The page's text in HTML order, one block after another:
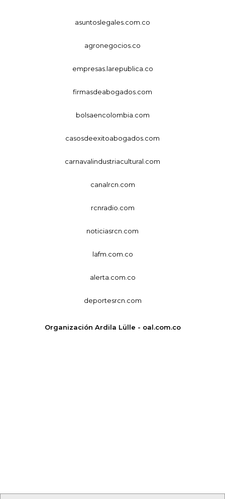
asuntoslegales.com.co
agronegocios.co
empresas.larepublica.co
firmasdeabogados.com
bolsaencolombia.com
casosdeexitoabogados.com
carnavalindustriacultural.com
canalrcn.com
rcnradio.com
noticiasrcn.com
lafm.com.co
alerta.com.co
deportesrcn.com
Organización Ardila Lülle - oal.com.co